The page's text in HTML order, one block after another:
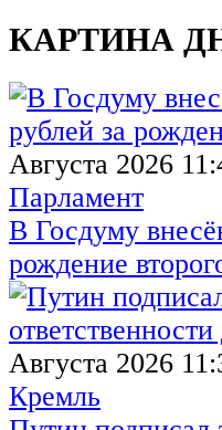
КАРТИНА
Августа 2026
Парламент
В Госдуму
рождение
Августа 2026
Кремль